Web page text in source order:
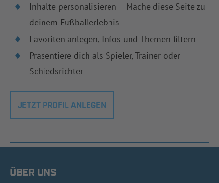
Inhalte personalisieren – Mache diese Seite zu
deinem Fußballerlebnis
Favoriten anlegen, Infos und Themen filtern
Präsentiere dich als Spieler, Trainer oder
Schiedsrichter
JETZT PROFIL ANLEGEN
ÜBER UNS